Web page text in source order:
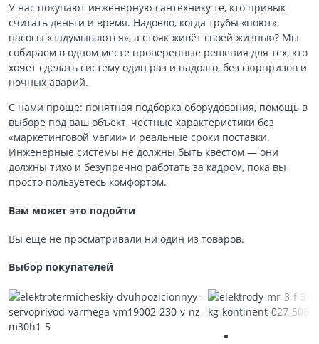
У нас покупают инженерную сантехнику те, кто привык
считать деньги и время. Надоело, когда трубы «поют»,
насосы «задумываются», а стояк живёт своей жизнью? Мы
собираем в одном месте проверенные решения для тех, кто
хочет сделать систему один раз и надолго, без сюрпризов и
ночных аварий.
С нами проще: понятная подборка оборудования, помощь в
выборе под ваш объект, честные характеристики без
«маркетинговой магии» и реальные сроки поставки.
Инженерные системы не должны быть квестом — они
должны тихо и безупречно работать за кадром, пока вы
просто пользуетесь комфортом.
Вам может это подойти
Вы еще не просматривали ни один из товаров.
Выбор покупателей